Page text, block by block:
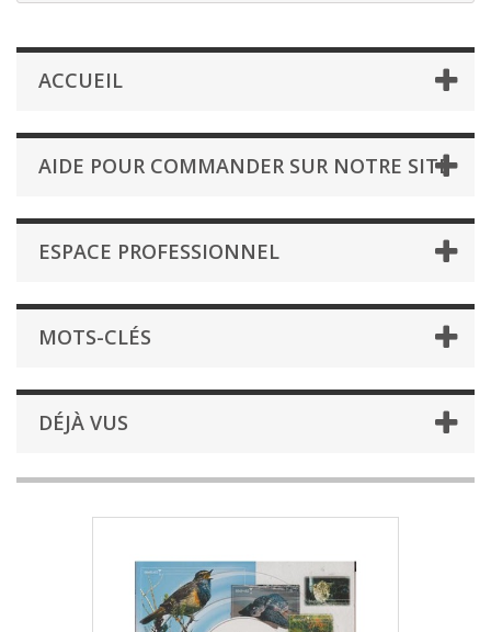
ACCUEIL
AIDE POUR COMMANDER SUR NOTRE SITE
ESPACE PROFESSIONNEL
MOTS-CLÉS
DÉJÀ VUS